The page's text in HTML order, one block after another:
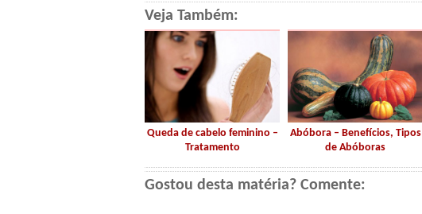
Veja Também:
Queda de cabelo feminino –
Tratamento
Abóbora – Benefícios, Tipos
de Abóboras
Gostou desta matéria? Comente: